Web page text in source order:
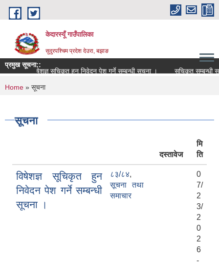
Skip to main content
केदारस्यूँ गाउँपालिका
सुदुरपश्चिम प्रदेश देउरा, बझाङ
प्रमुख सूचना::
विषेशज्ञ सूचिकृत हुन निवेदन पेश गर्ने सम्बन्धी सूचना ।
सूचिकृत सम्बन्धी सूचना ।
You are here
Home » सूचना
सूचना
दस्तावेज
मि
ति
विषेशज्ञ सूचिकृत हुन
निवेदन पेश गर्ने सम्बन्धी
सूचना ।
८३/८४,
सूचना तथा
समाचार
0
7/
2
3/
2
0
2
6
-